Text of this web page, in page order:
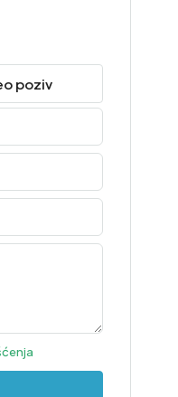
poziv